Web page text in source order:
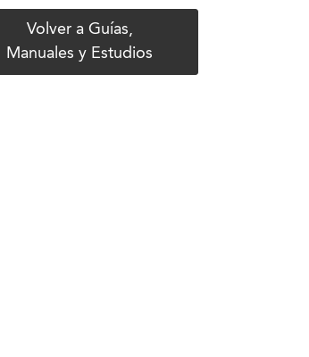
Volver a Guías,
Manuales y Estudios